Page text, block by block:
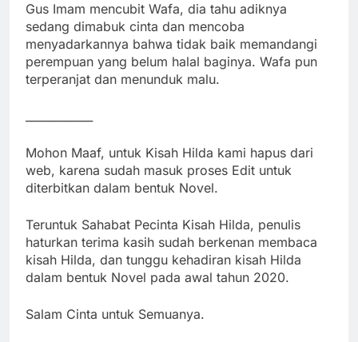
Gus Imam mencubit Wafa, dia tahu adiknya
sedang dimabuk cinta dan mencoba
menyadarkannya bahwa tidak baik memandangi
perempuan yang belum halal baginya. Wafa pun
terperanjat dan menunduk malu.
Mohon Maaf, untuk Kisah Hilda kami hapus dari
web, karena sudah masuk proses Edit untuk
diterbitkan dalam bentuk Novel.
Teruntuk Sahabat Pecinta Kisah Hilda, penulis
haturkan terima kasih sudah berkenan membaca
kisah Hilda, dan tunggu kehadiran kisah Hilda
dalam bentuk Novel pada awal tahun 2020.
Salam Cinta untuk Semuanya.